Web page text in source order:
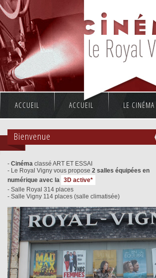
ACCUEIL ACCUEIL LE CINÉMA
Bienvenue
- Cinéma classé ART ET ESSAI
- Le Royal Vigny vous propose 2 salles équipées en
numérique avec la 3D active*
- Salle Royal 314 places
- Salle Vigny 114 places (salle climatisée)